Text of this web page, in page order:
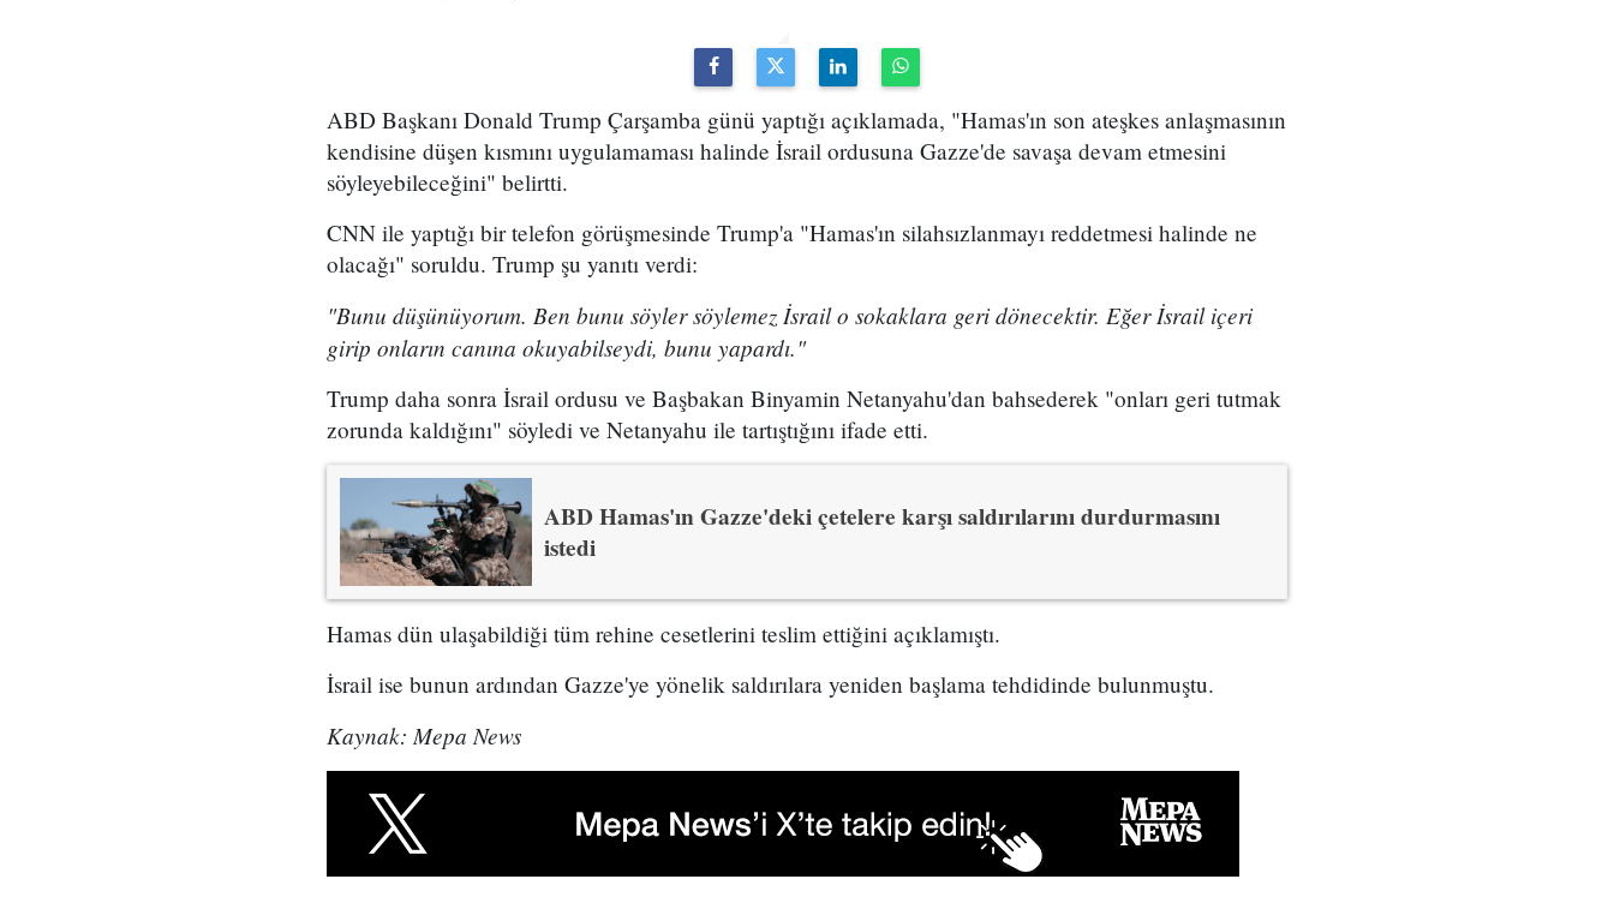
ABD Başkanı Donald Trump Çarşamba günü yaptığı açıklamada, "Hamas'ın son ateşkes anlaşmasının
kendisine düşen kısmını uygulamaması halinde İsrail ordusuna Gazze'de savaşa devam etmesini
söyleyebileceğini" belirtti.
CNN ile yaptığı bir telefon görüşmesinde Trump'a "Hamas'ın silahsızlanmayı reddetmesi halinde ne
olacağı" soruldu. Trump şu yanıtı verdi:
"Bunu düşünüyorum. Ben bunu söyler söylemez İsrail o sokaklara geri dönecektir. Eğer İsrail içeri
girip onların canına okuyabilseydi, bunu yapardı."
Trump daha sonra İsrail ordusu ve Başbakan Binyamin Netanyahu'dan bahsederek "onları geri tutmak
zorunda kaldığını" söyledi ve Netanyahu ile tartıştığını ifade etti.
ABD Hamas'ın Gazze'deki çetelere karşı saldırılarını durdurmasını
istedi
Hamas dün ulaşabildiği tüm rehine cesetlerini teslim ettiğini açıklamıştı.
İsrail ise bunun ardından Gazze'ye yönelik saldırılara yeniden başlama tehdidinde bulunmuştu.
Kaynak: Mepa News